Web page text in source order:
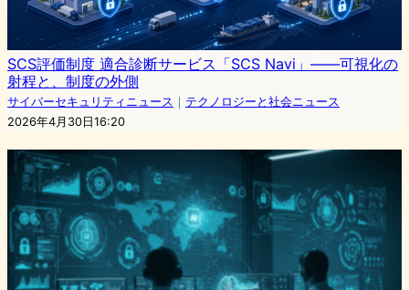
SCS評価制度 適合診断サービス「SCS Navi」——可視化の
射程と、制度の外側
サイバーセキュリティニュース ｜ テクノロジーと社会ニュース
2026年4月30日16:20